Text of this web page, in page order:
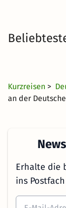
Kurzreisen >
an der
Erhalte die
ins Postfach